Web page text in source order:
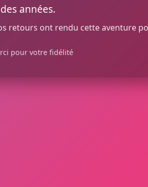
années.
retours ont rendu cette aventure
pour votre fidélité